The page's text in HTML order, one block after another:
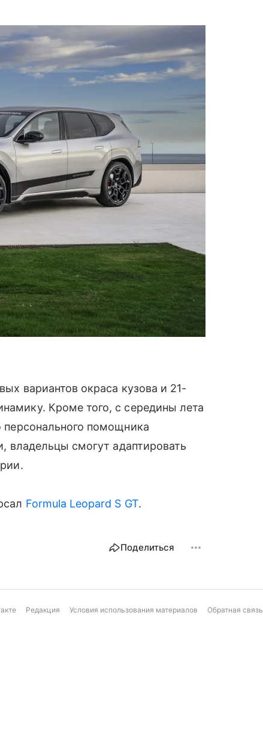
вариантов окраса кузова и 21-
Кроме того, с середины лета
персонального помощника
владельцы смогут адаптировать
Formula Leopard S GT.
Поделиться
Редакция Условия использования материалов Обратная связь